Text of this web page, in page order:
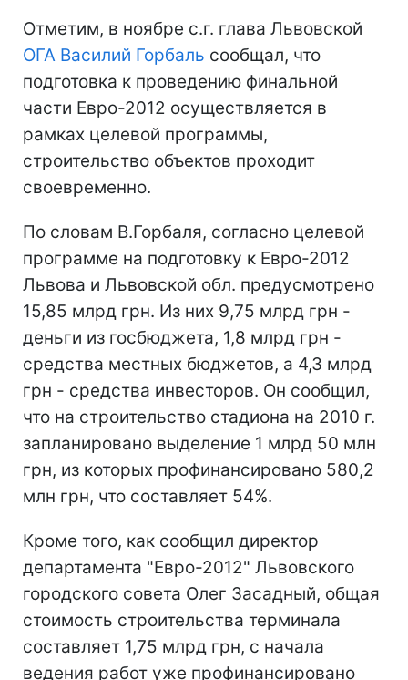
Отметим, в ноябре с.г. глава Львовской
ОГА Василий Горбаль сообщал, что
подготовка к проведению финальной
части Евро-2012 осуществляется в
рамках целевой программы,
строительство объектов проходит
своевременно.
По словам В.Горбаля, согласно целевой
программе на подготовку к Евро-2012
Львова и Львовской обл. предусмотрено
15,85 млрд грн. Из них 9,75 млрд грн -
деньги из госбюджета, 1,8 млрд грн -
средства местных бюджетов, а 4,3 млрд
грн - средства инвесторов. Он сообщил,
что на строительство стадиона на 2010 г.
запланировано выделение 1 млрд 50 млн
грн, из которых профинансировано 580,2
млн грн, что составляет 54%.
Кроме того, как сообщил директор
департамента "Евро-2012" Львовского
городского совета Олег Засадный, общая
стоимость строительства терминала
составляет 1,75 млрд грн, с начала
ведения работ уже профинансировано